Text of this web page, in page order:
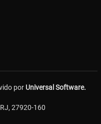
por Universal Software.
27920-160